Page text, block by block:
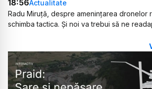
18:56Actualitate
Radu Miruță, despre amenințarea dronelor
schimba tactica. Și noi va trebui să ne